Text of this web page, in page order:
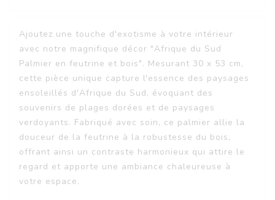
Ajoutez une touche d'exotisme à votre intérieur
avec notre magnifique décor "Afrique du Sud
Palmier en feutrine et bois". Mesurant 30 x 53 cm,
cette pièce unique capture l'essence des paysages
ensoleillés d'Afrique du Sud, évoquant des
souvenirs de plages dorées et de paysages
verdoyants. Fabriqué avec soin, ce palmier allie la
douceur de la feutrine à la robustesse du bois,
offrant ainsi un contraste harmonieux qui attire le
regard et apporte une ambiance chaleureuse à
votre espace.